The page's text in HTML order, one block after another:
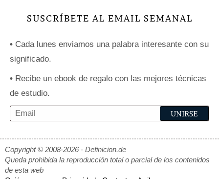
SUSCRÍBETE AL EMAIL SEMANAL
• Cada lunes enviamos una palabra interesante con su
significado.
• Recibe un ebook de regalo con las mejores técnicas
de estudio.
Copyright © 2008-2026 - Definicion.de
Queda prohibida la reproducción total o parcial de los contenidos
de esta web